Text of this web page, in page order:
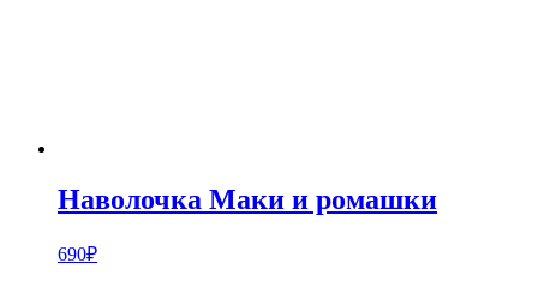
Наволочка Маки и ромашки
690₽